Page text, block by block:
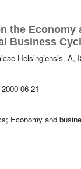
the
Business
Helsingiensis. A,
2000-06-21
Economy and